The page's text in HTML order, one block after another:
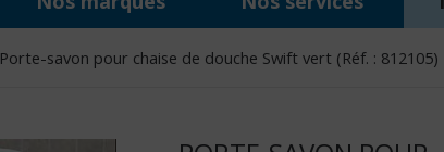
Porte-savon pour chaise de douche Swift vert (Réf. : 812105)